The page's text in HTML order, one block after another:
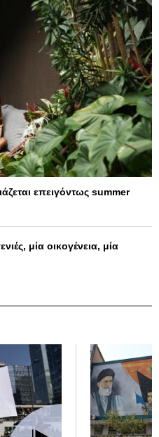
επειγόντως summer
μία οικογένεια, μία